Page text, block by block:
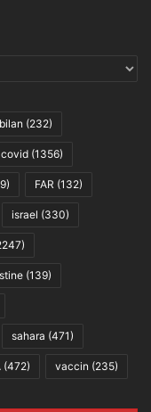
bilan (232)
covid (1356)
FAR (132)
israel (330)
(139)
sahara (471)
(472) vaccin (235)